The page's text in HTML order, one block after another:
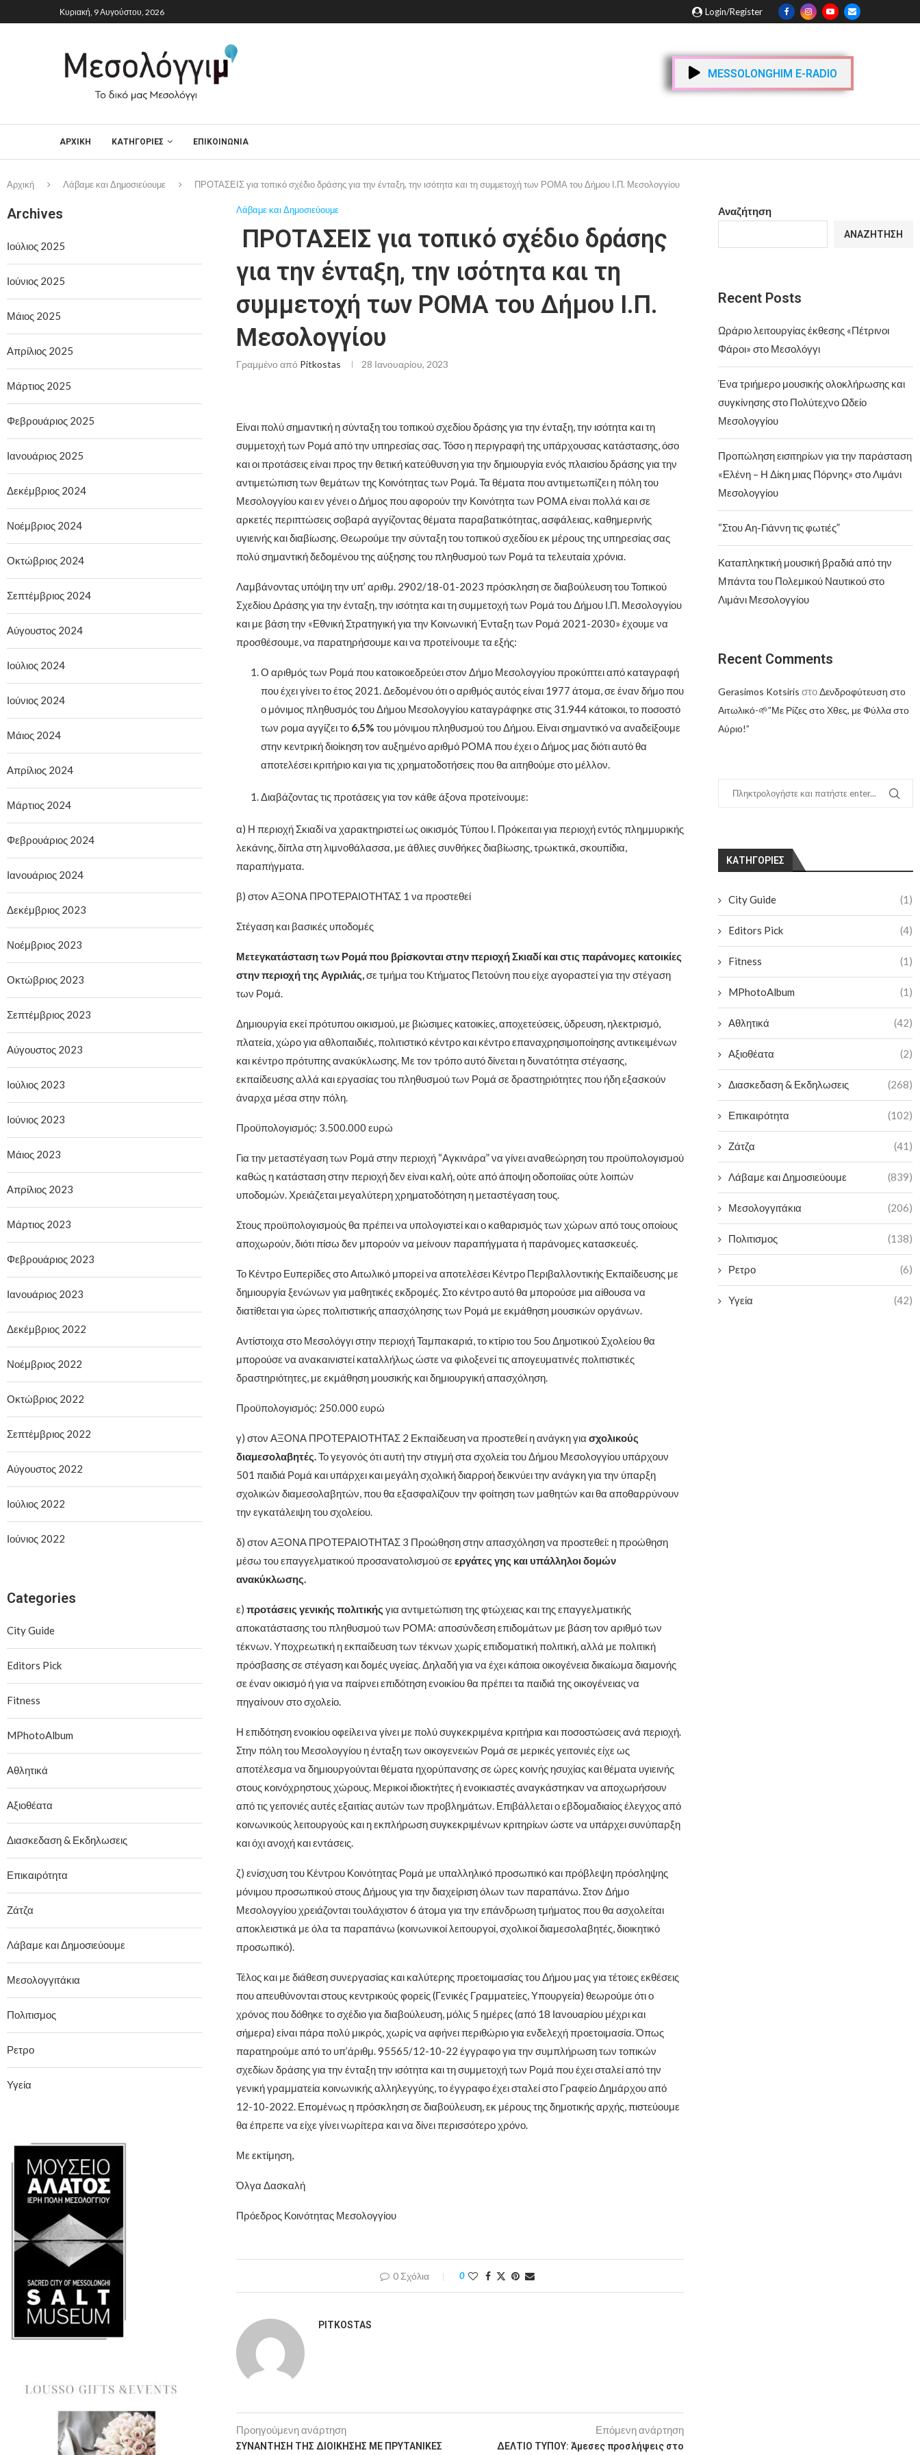
Κυριακή, 9 Αυγούστου, 2026 Login/Register
MESSOLONGHIM E-RADIO
ΑΡΧΙΚΉ ΚΑΤΗΓΟΡΙΕΣ ΕΠΙΚΟΙΝΩΝΙΑ
Αρχική Λάβαμε και Δημοσιεύουμε ΠΡΟΤΑΣΕΙΣ για τοπικό σχέδιο δράσης για την ένταξη, την ισότητα και τη συμμετοχή των ΡΟΜΑ του Δήμου Ι.Π. Μεσολογγίου
Λάβαμε και Δημοσιεύουμε
ΠΡΟΤΑΣΕΙΣ για τοπικό σχέδιο δράσης
για την ένταξη, την ισότητα και τη
συμμετοχή των ΡΟΜΑ του Δήμου Ι.Π.
Μεσολογγίου
Γραμμένο από Pitkostas 28 Ιανουαρίου, 2023
Είναι πολύ σημαντική η σύνταξη του τοπικού σχεδίου δράσης για την ένταξη, την ισότητα και τη
συμμετοχή των Ρομά από την υπηρεσίας σας. Τόσο η περιγραφή της υπάρχουσας κατάστασης, όσο
και οι προτάσεις είναι προς την θετική κατεύθυνση για την δημιουργία ενός πλαισίου δράσης για την
αντιμετώπιση των θεμάτων της Κοινότητας των Ρομά. Τα θέματα που αντιμετωπίζει η πόλη του
Μεσολογγίου και εν γένει ο Δήμος που αφορούν την Κοινότητα των ΡΟΜΑ είναι πολλά και σε
αρκετές περιπτώσεις σοβαρά αγγίζοντας θέματα παραβατικότητας, ασφάλειας, καθημερινής
υγιεινής και διαβίωσης. Θεωρούμε την σύνταξη του τοπικού σχεδίου εκ μέρους της υπηρεσίας σας
πολύ σημαντική δεδομένου της αύξησης του πληθυσμού των Ρομά τα τελευταία χρόνια.
Λαμβάνοντας υπόψη την υπ’ αριθμ. 2902/18-01-2023 πρόσκληση σε διαβούλευση του Τοπικού
Σχεδίου Δράσης για την ένταξη, την ισότητα και τη συμμετοχή των Ρομά του Δήμου Ι.Π. Μεσολογγίου
και με βάση την «Εθνική Στρατηγική για την Κοινωνική Ένταξη των Ρομά 2021-2030» έχουμε να
προσθέσουμε, να παρατηρήσουμε και να προτείνουμε τα εξής:
Ο αριθμός των Ρομά που κατοικοεδρεύει στον Δήμο Μεσολογγίου προκύπτει από καταγραφή
που έχει γίνει το έτος 2021. Δεδομένου ότι ο αριθμός αυτός είναι 1977 άτομα, σε έναν δήμο που
ο μόνιμος πληθυσμός του Δήμου Μεσολογγίου καταγράφηκε στις 31.944 κάτοικοι, το ποσοστό
των ρομα αγγίζει το 6,5% του μόνιμου πληθυσμού του Δήμου. Είναι σημαντικό να αναδείξουμε
στην κεντρική διοίκηση τον αυξημένο αριθμό ΡΟΜΑ που έχει ο Δήμος μας διότι αυτό θα
αποτελέσει κριτήριο και για τις χρηματοδοτήσεις που θα αιτηθούμε στο μέλλον.
Διαβάζοντας τις προτάσεις για τον κάθε άξονα προτείνουμε:
α) Η περιοχή Σκιαδί να χαρακτηριστεί ως οικισμός Τύπου Ι. Πρόκειται για περιοχή εντός πλημμυρικής
λεκάνης, δίπλα στη λιμνοθάλασσα, με άθλιες συνθήκες διαβίωσης, τρωκτικά, σκουπίδια,
παραπήγματα.
β) στον ΑΞΟΝΑ ΠΡΟΤΕΡΑΙΟΤΗΤΑΣ 1 να προστεθεί
Στέγαση και βασικές υποδομές
Μετεγκατάσταση των Ρομά που βρίσκονται στην περιοχή Σκιαδί και στις παράνομες κατοικίες
στην περιοχή της Αγριλιάς,σε τμήμα του Κτήματος Πετούνη που είχε αγοραστεί για την στέγαση
των Ρομά.
Δημιουργία εκεί πρότυπου οικισμού, με βιώσιμες κατοικίες, αποχετεύσεις, ύδρευση, ηλεκτρισμό,
πλατεία, χώρο για αθλοπαιδιές, πολιτιστικό κέντρο και κέντρο επαναχρησιμοποίησης αντικειμένων
και κέντρο πρότυπης ανακύκλωσης. Με τον τρόπο αυτό δίνεται η δυνατότητα στέγασης,
εκπαίδευσης αλλά και εργασίας του πληθυσμού των Ρομά σε δραστηριότητες που ήδη εξασκούν
άναρχα μέσα στην πόλη.
Προϋπολογισμός: 3.500.000 ευρώ
Για την μεταστέγαση των Ρομά στην περιοχή “Αγκινάρα” να γίνει αναθεώρηση του προϋπολογισμού
καθώς η κατάσταση στην περιοχή δεν είναι καλή, ούτε από άποψη οδοποιϊας ούτε λοιπών
υποδομών. Χρειάζεται μεγαλύτερη χρηματοδότηση η μεταστέγαση τους.
Στους προϋπολογισμούς θα πρέπει να υπολογιστεί και ο καθαρισμός των χώρων από τους οποίους
αποχωρούν, διότι πίσω δεν μπορούν να μείνουν παραπήγματα ή παράνομες κατασκευές.
Το Κέντρο Ευπερίδες στο Αιτωλικό μπορεί να αποτελέσει Κέντρο Περιβαλλοντικής Εκπαίδευσης με
δημιουργία ξενώνων για μαθητικές εκδρομές. Στο κέντρο αυτό θα μπορούσε μια αίθουσα να
διατίθεται για ώρες πολιτιστικής απασχόλησης των Ρομά με εκμάθηση μουσικών οργάνων.
Αντίστοιχα στο Μεσολόγγι στην περιοχή Ταμπακαριά, το κτίριο του 5ου Δημοτικού Σχολείου θα
μπορούσε να ανακαινιστεί καταλλήλως ώστε να φιλοξενεί τις απογευματινές πολιτιστικές
δραστηριότητες, με εκμάθηση μουσικής και δημιουργική απασχόληση.
Προϋπολογισμός: 250.000 ευρώ
γ) στον ΑΞΟΝΑ ΠΡΟΤΕΡΑΙΟΤΗΤΑΣ 2 Εκπαίδευση να προστεθεί η ανάγκη για σχολικούς
διαμεσολαβητές.Το γεγονός ότι αυτή την στιγμή στα σχολεία του Δήμου Μεσολογγίου υπάρχουν
501 παιδιά Ρομά και υπάρχει και μεγάλη σχολική διαρροή δεικνύει την ανάγκη για την ύπαρξη
σχολικών διαμεσολαβητών, που θα εξασφαλίζουν την φοίτηση των μαθητών και θα αποθαρρύνουν
την εγκατάλειψη του σχολείου.
δ) στον ΑΞΟΝΑ ΠΡΟΤΕΡΑΙΟΤΗΤΑΣ 3 Προώθηση στην απασχόληση να προστεθεί: η προώθηση
μέσω του επαγγελματικού προσανατολισμού σεεργάτες γης και υπάλληλοι δομών
ανακύκλωσης.
ε) προτάσεις γενικής πολιτικής για αντιμετώπιση της φτώχειας και της επαγγελματικής
αποκατάστασης του πληθυσμού των ΡΟΜΑ: αποσύνδεση επιδομάτων με βάση τον αριθμό των
τέκνων. Υποχρεωτική η εκπαίδευση των τέκνων χωρίς επιδοματική πολιτική, αλλά με πολιτική
πρόσβασης σε στέγαση και δομές υγείας. Δηλαδή για να έχει κάποια οικογένεια δικαίωμα διαμονής
σε έναν οικισμό ή για να παίρνει επιδότηση ενοικίου θα πρέπει τα παιδιά της οικογένειας να
πηγαίνουν στο σχολείο.
Η επιδότηση ενοικίου οφείλει να γίνει με πολύ συγκεκριμένα κριτήρια και ποσοστώσεις ανά περιοχή.
Στην πόλη του Μεσολογγίου η ένταξη των οικογενειών Ρομά σε μερικές γειτονιές είχε ως
αποτέλεσμα να δημιουργούνται θέματα ηχορύπανσης σε ώρες κοινής ησυχίας και θέματα υγιεινής
στους κοινόχρηστους χώρους. Μερικοί ιδιοκτήτες ή ενοικιαστές αναγκάστηκαν να αποχωρήσουν
από τις γειτονιές αυτές εξαιτίας αυτών των προβλημάτων. Επιβάλλεται ο εβδομαδιαίος έλεγχος από
κοινωνικούς λειτουργούς και η εκπλήρωση συγκεκριμένων κριτηρίων ώστε να υπάρχει συνύπαρξη
και όχι ανοχή και εντάσεις.
ζ) ενίσχυση του Κέντρου Κοινότητας Ρομά με υπαλληλικό προσωπικό και πρόβλεψη πρόσληψης
μόνιμου προσωπικού στους Δήμους για την διαχείριση όλων των παραπάνω. Στον Δήμο
Μεσολογγίου χρειάζονται τουλάχιστον 6 άτομα για την επάνδρωση τμήματος που θα ασχολείται
αποκλειστικά με όλα τα παραπάνω (κοινωνικοί λειτουργοί, σχολικοί διαμεσολαβητές, διοικητικό
προσωπικό).
Τέλος και με διάθεση συνεργασίας και καλύτερης προετοιμασίας του Δήμου μας για τέτοιες εκθέσεις
που απευθύνονται στους κεντρικούς φορείς (Γενικές Γραμματείες, Υπουργεία) θεωρούμε ότι ο
χρόνος που δόθηκε το σχέδιο για διαβούλευση, μόλις 5 ημέρες (από 18 Ιανουαρίου μέχρι και
σήμερα) είναι πάρα πολύ μικρός, χωρίς να αφήνει περιθώριο για ενδελεχή προετοιμασία. Όπως
παρατηρούμε από το υπ’άριθμ. 95565/12-10-22 έγγραφο για την συμπλήρωση των τοπικών
σχεδίων δράσης για την ένταξη την ισότητα και τη συμμετοχή των Ρομά που έχει σταλεί από την
γενική γραμματεία κοινωνικής αλληλεγγύης, το έγγραφο έχει σταλεί στο Γραφείο Δημάρχου από
12-10-2022. Επομένως η πρόσκληση σε διαβούλευση, εκ μέρους της δημοτικής αρχής, πιστεύουμε
θα έπρεπε να είχε γίνει νωρίτερα και να δίνει περισσότερο χρόνο.
Με εκτίμηση,
Όλγα Δασκαλή
Πρόεδρος Κοινότητας Μεσολογγίου
0 Σχόλια 0
PITKOSTAS
Προηγούμενη ανάρτηση
ΣΥΝΑΝΤΗΣΗ ΤΗΣ ΔΙΟΙΚΗΣΗΣ ΜΕ ΠΡΥΤΑΝΙΚΕΣ
Επόμενη ανάρτηση
ΔΕΛΤΙΟ ΤΥΠΟΥ: Άμεσες προσλήψεις στο
Αναζήτηση
ΑΝΑΖΉΤΗΣΗ
Recent Posts
Ωράριο λειτουργίας έκθεσης «Πέτρινοι
Φάροι» στο Μεσολόγγι
Ένα τριήμερο μουσικής ολοκλήρωσης και
συγκίνησης στο Πολύτεχνο Ωδείο
Μεσολογγίου
Προπώληση εισιτηρίων για την παράσταση
«Ελένη – Η Δίκη μιας Πόρνης» στο Λιμάνι
Μεσολογγίου
“Στου Αη-Γιάννη τις φωτιές”
Καταπληκτική μουσική βραδιά από την
Μπάντα του Πολεμικού Ναυτικού στο
Λιμάνι Μεσολογγίου
Recent Comments
Gerasimos Kotsiris στοΔενδροφύτευση στο
Αιτωλικό-🌱”Με Ρίζες στο Χθες, με Φύλλα στο
Αύριο!”
KΑΤΗΓΟΡΊΕΣ
City Guide (1)
Editors Pick (4)
Fitness (1)
MPhotoAlbum (1)
Αθλητικά (42)
Αξιοθέατα (2)
Διασκεδαση & Εκδηλωσεις (268)
Επικαιρότητα (102)
Ζάτζα (41)
Λάβαμε και Δημοσιεύουμε (839)
Μεσολογγιτάκια (206)
Πολιτισμος (138)
Ρετρο (6)
Υγεία (42)
Archives
Ιούλιος 2025
Ιούνιος 2025
Μάιος 2025
Απρίλιος 2025
Μάρτιος 2025
Φεβρουάριος 2025
Ιανουάριος 2025
Δεκέμβριος 2024
Νοέμβριος 2024
Οκτώβριος 2024
Σεπτέμβριος 2024
Αύγουστος 2024
Ιούλιος 2024
Ιούνιος 2024
Μάιος 2024
Απρίλιος 2024
Μάρτιος 2024
Φεβρουάριος 2024
Ιανουάριος 2024
Δεκέμβριος 2023
Νοέμβριος 2023
Οκτώβριος 2023
Σεπτέμβριος 2023
Αύγουστος 2023
Ιούλιος 2023
Ιούνιος 2023
Μάιος 2023
Απρίλιος 2023
Μάρτιος 2023
Φεβρουάριος 2023
Ιανουάριος 2023
Δεκέμβριος 2022
Νοέμβριος 2022
Οκτώβριος 2022
Σεπτέμβριος 2022
Αύγουστος 2022
Ιούλιος 2022
Ιούνιος 2022
Categories
City Guide
Editors Pick
Fitness
MPhotoAlbum
Αθλητικά
Αξιοθέατα
Διασκεδαση & Εκδηλωσεις
Επικαιρότητα
Ζάτζα
Λάβαμε και Δημοσιεύουμε
Μεσολογγιτάκια
Πολιτισμος
Ρετρο
Υγεία